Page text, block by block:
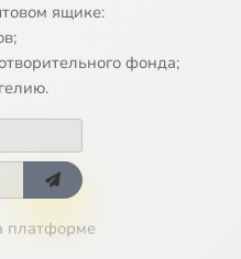
ящике:
фонда;
платформе